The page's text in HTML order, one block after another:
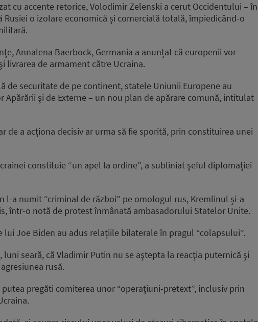
cu accente retorice, Volodimir Zelenski a cerut Occidentului – în
Rusiei o izolare economică și comercială totală, împiedicând-o
Annalena Baerbock, Germania a anunțat că europenii vor
livrarea de armament către Ucraina.
de securitate de pe continent, statele Uniunii Europene au
şi de Externe – un nou plan de apărare comună, intitulat
de a acţiona decisiv ar urma să fie sporită, prin constituirea unei
constituie “un apel la ordine”, a subliniat şeful diplomaţiei
l-a numit “criminal de război” pe omologul rus, Kremlinul și-a
într-o notă de protest înmânată ambasadorului Statelor Unite.
Joe Biden au adus relațiile bilaterale în pragul “colapsului”.
luni seară, că Vladimir Putin nu se aştepta la reacţia puternică şi
rusă.
pregăti comiterea unor “operaţiuni-pretext”, inclusiv prin